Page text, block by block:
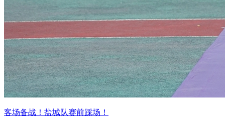
客场备战！盐城队赛前踩场！